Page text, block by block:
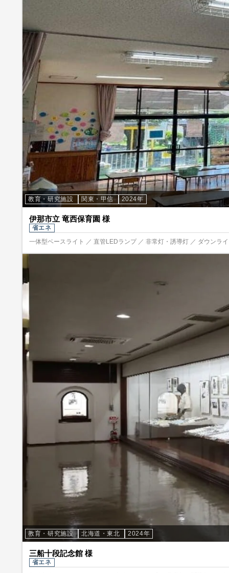
教育・研究施設 関東・甲信 2024年
伊那市立 竜西保育園 様
省エネ
一体型ベースライト ／ 直管LEDランプ ／ 非常灯・誘導灯 ／ ダウンラ
教育・研究施設 北海道・東北 2024年
三船十段記念館 様
省エネ